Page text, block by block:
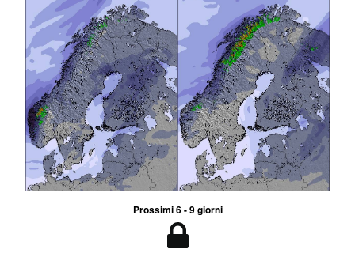
Prossimi 6 - 9 giorni